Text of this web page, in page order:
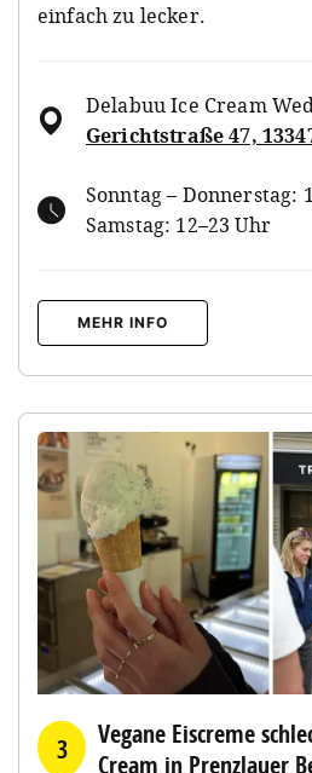
einfach zu lecker.
Delabuu Ice Cream
Gerichtstraße 47,
Sonntag – Donnerstag:
Samstag: 12–23 Uhr
MEHR INFO
3
Vegane Eiscreme
Cream in Prenzlauer